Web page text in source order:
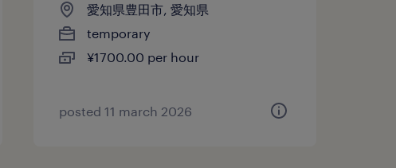
愛知県豊田市, 愛知県
temporary
¥1700.00 per hour
posted 11 march 2026